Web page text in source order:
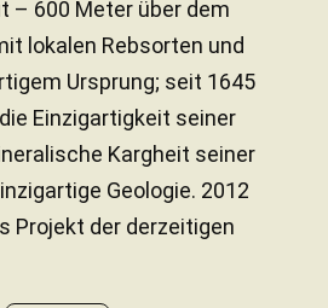
– 600 Meter über dem
lokalen Rebsorten und
Ursprung; seit 1645
Einzigartigkeit seiner
Kargheit seiner
Geologie. 2012
Projekt der derzeitigen